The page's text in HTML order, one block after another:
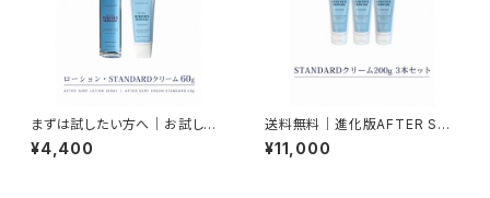
まずは試したい方へ｜お試しス
ターターセット｜NAMIHADA
はじめてセット（ミスト＆クリーム
¥4,400
送料無料｜進化版AFTER SUR
F CREAM STANDARD 3本セ
ット(200g×3) まとめ買いがお
¥11,000